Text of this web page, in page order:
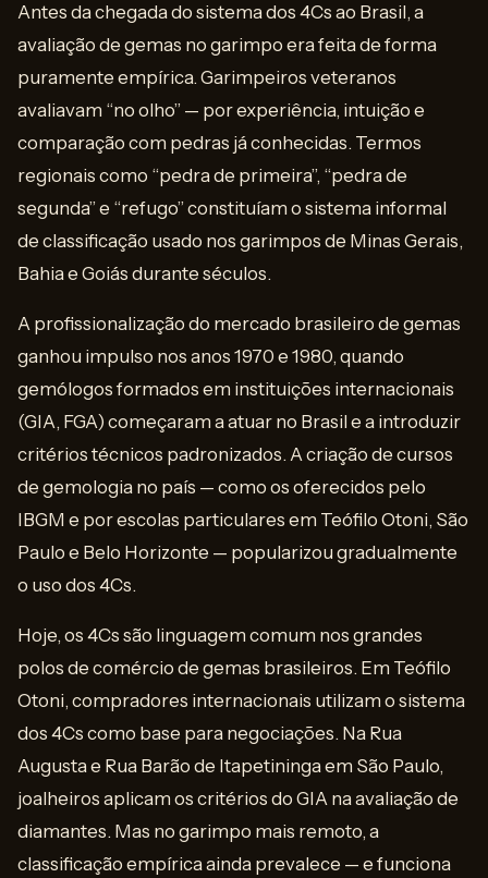
Antes da chegada do sistema dos 4Cs ao Brasil, a
avaliação de gemas no garimpo era feita de forma
puramente empírica. Garimpeiros veteranos
avaliavam “no olho” — por experiência, intuição e
comparação com pedras já conhecidas. Termos
regionais como “pedra de primeira”, “pedra de
segunda” e “refugo” constituíam o sistema informal
de classificação usado nos garimpos de Minas Gerais,
Bahia e Goiás durante séculos.
A profissionalização do mercado brasileiro de gemas
ganhou impulso nos anos 1970 e 1980, quando
gemólogos formados em instituições internacionais
(GIA, FGA) começaram a atuar no Brasil e a introduzir
critérios técnicos padronizados. A criação de cursos
de gemologia no país — como os oferecidos pelo
IBGM e por escolas particulares em Teófilo Otoni, São
Paulo e Belo Horizonte — popularizou gradualmente
o uso dos 4Cs.
Hoje, os 4Cs são linguagem comum nos grandes
polos de comércio de gemas brasileiros. Em Teófilo
Otoni, compradores internacionais utilizam o sistema
dos 4Cs como base para negociações. Na Rua
Augusta e Rua Barão de Itapetininga em São Paulo,
joalheiros aplicam os critérios do GIA na avaliação de
diamantes. Mas no garimpo mais remoto, a
classificação empírica ainda prevalece — e funciona